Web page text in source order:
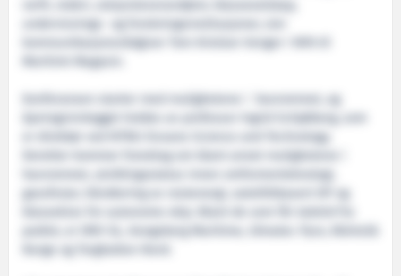
verft, rederi, utstyrsleverandører, klasseselskap,
undervisnings- og forskningsinstitusjoner, sier
kommunikasjonsrådgiver Tom Kristian Venger i NFA til
Maritimt Magasin.
Konferansen starter med mulighetene i havrommet, og
åpningsinnlegget holdes av professor Ingrid Schjølberg, som
er direktør ved NTNU Oceans Science and Technology.
Deretter kommer foredrag om blant annet mulighetene i
havrommet, utviklingsstatus innen omformerteknologi,
gassferjer, håndtering av restenergi, satellittbasert DP og
podiet, er DNV GL, Kongsberg Maritime, Ulmatec Pyro, Wärtsilä
Norge og Torghatten Nord.